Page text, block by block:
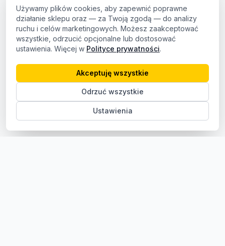
Używamy plików cookies, aby zapewnić poprawne
działanie sklepu oraz — za Twoją zgodą — do analizy
ruchu i celów marketingowych. Możesz zaakceptować
wszystkie, odrzucić opcjonalne lub dostosować
ustawienia. Więcej w Polityce prywatności.
Ustawienia
Odrzuć wszystkie
Akceptuję wszystkie